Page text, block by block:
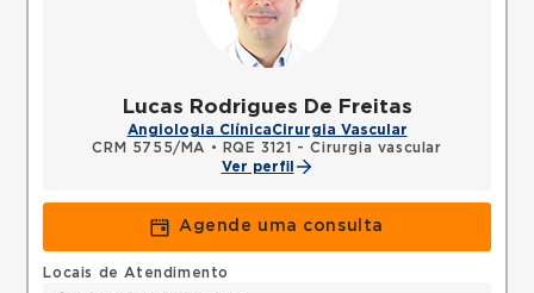
Lucas Rodrigues De Freitas
Angiologia ClínicaCirurgia Vascular
CRM 5755/MA •
RQE 3121 - Cirurgia vascular
Ver perfil
Agende uma consulta
Locais de Atendimento